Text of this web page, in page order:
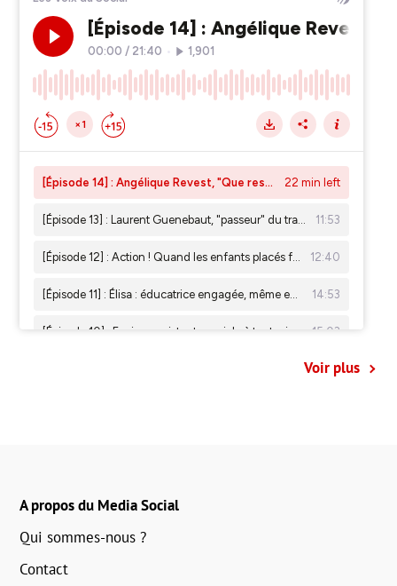
Voir plus
A propos du Media Social
Qui sommes-nous ?
Contact